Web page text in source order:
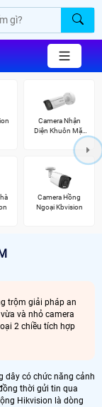
Camera Nhận
Diện Khuôn Mặt
Camera Hồng
Ngoại Kbvision
trộm giải pháp an
và nhỏ camera
2 chiều tích hợp
dây có chức năng cảnh
thời gửi tin qua
Hikvision là dòng